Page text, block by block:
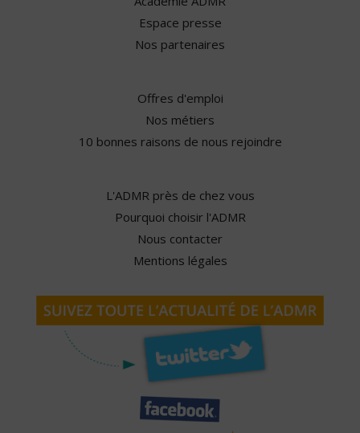
Espace presse
Nos partenaires
Offres d'emploi
Nos métiers
10 bonnes raisons de nous rejoindre
L'ADMR près de chez vous
Pourquoi choisir l'ADMR
Nous contacter
Mentions légales